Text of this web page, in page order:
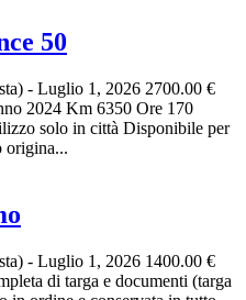
50
- Luglio 1, 2026 2700.00 €
2024 Km 6350 Ore 170
solo in città Disponibile per
origina...
- Luglio 1, 2026 1400.00 €
di targa e documenti (targa